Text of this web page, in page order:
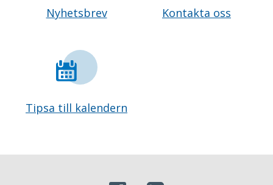
Nyhetsbrev Kontakta oss
Tipsa till kalendern